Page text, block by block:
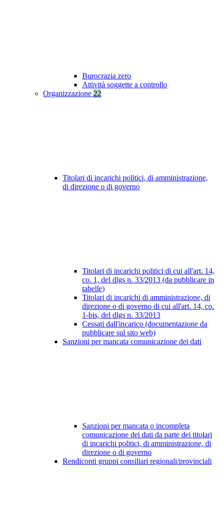
Burocrazia zero
Attività soggette a controllo
Organizzazione 22
Titolari di incarichi politici, di amministrazione,
di direzione o di governo
Titolari di incarichi politici di cui all'art. 14,
co. 1, del dlgs n. 33/2013 (da pubblicare in
tabelle)
Titolari di incarichi di amministrazione, di
direzione o di governo di cui all'art. 14, co.
1-bis, del dlgs n. 33/2013
Cessati dall'incarico (documentazione da
pubblicare sul sito web)
Sanzioni per mancata comunicazione dei dati
Sanzioni per mancata o incompleta
comunicazione dei dati da parte dei titolari
di incarichi politici, di amministrazione, di
direzione o di governo
Rendiconti gruppi consiliari regionali/provinciali